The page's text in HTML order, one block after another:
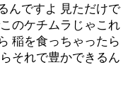
んですよ 見ただけで
のケチムラじゃこれ
稲を食っちゃったら
それで豊かできるん